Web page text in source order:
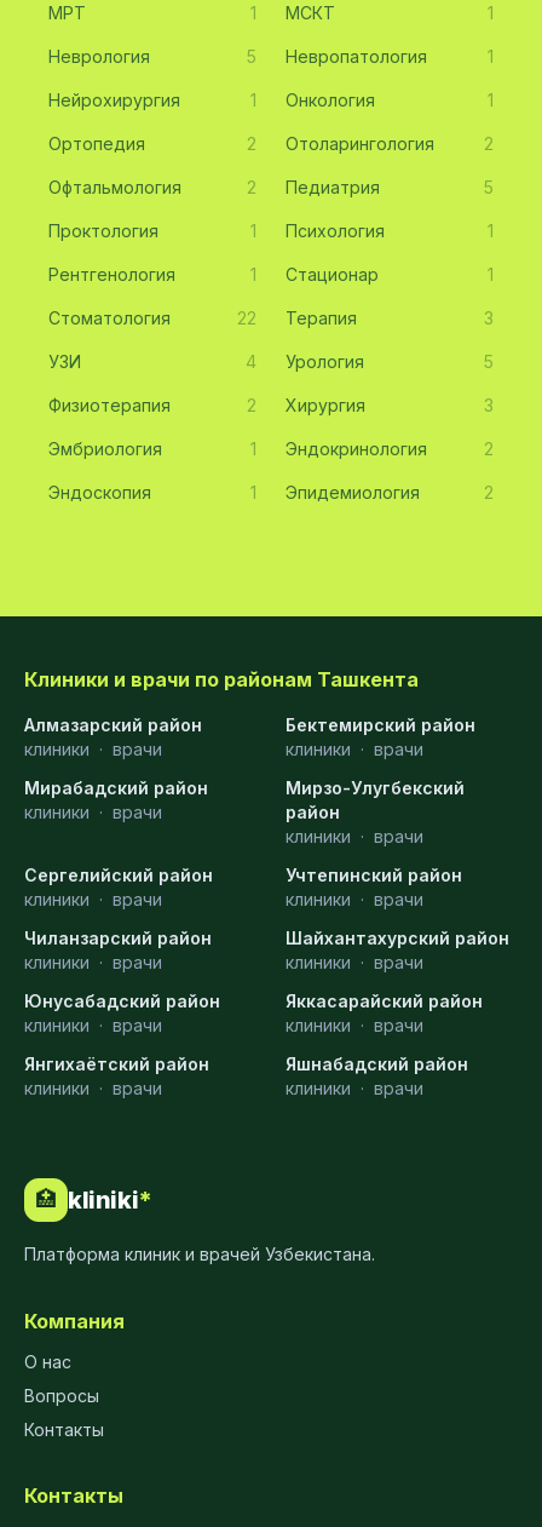
МРТ 1 МСКТ 1
Неврология 5 Невропатология 1
Нейрохирургия 1 Онкология 1
Ортопедия 2 Отоларингология 2
Офтальмология 2 Педиатрия 5
Проктология 1 Психология 1
Рентгенология 1 Стационар 1
Стоматология 22 Терапия 3
УЗИ 4 Урология 5
Физиотерапия 2 Хирургия 3
Эмбриология 1 Эндокринология 2
Эндоскопия 1 Эпидемиология 2
Клиники и врачи по районам Ташкента
Алмазарский район
клиники · врачи
Бектемирский район
клиники · врачи
Мирабадский район
клиники · врачи
Мирзо-Улугбекский
район
клиники · врачи
Сергелийский район
клиники · врачи
Учтепинский район
клиники · врачи
Чиланзарский район
клиники · врачи
Шайхантахурский район
клиники · врачи
Юнусабадский район
клиники · врачи
Яккасарайский район
клиники · врачи
Янгихаётский район
клиники · врачи
Яшнабадский район
клиники · врачи
🏥 kliniki*
Платформа клиник и врачей Узбекистана.
Компания
О нас
Вопросы
Контакты
Контакты